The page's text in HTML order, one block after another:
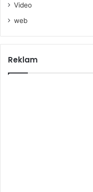
Video
web
Reklam